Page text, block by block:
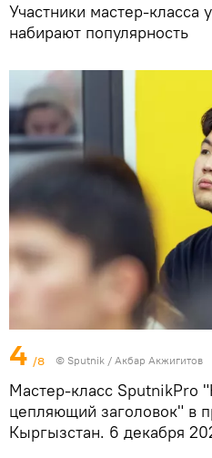
Участники мастер-класса
набирают популярность
4 /8 © Sputnik / Акбар Акжигитов
Мастер-класс SputnikPro
цепляющий заголовок" в
Кыргызстан. 6 декабря